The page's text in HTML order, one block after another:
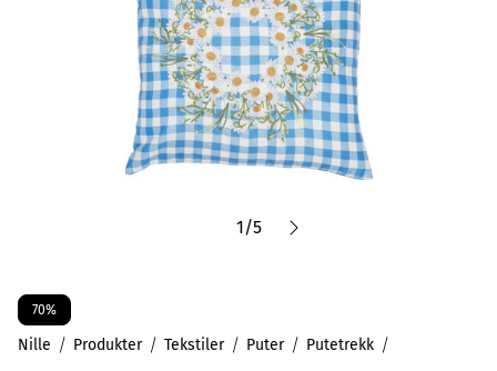
1/5
70%
Nille Produkter Tekstiler Puter Putetrekk